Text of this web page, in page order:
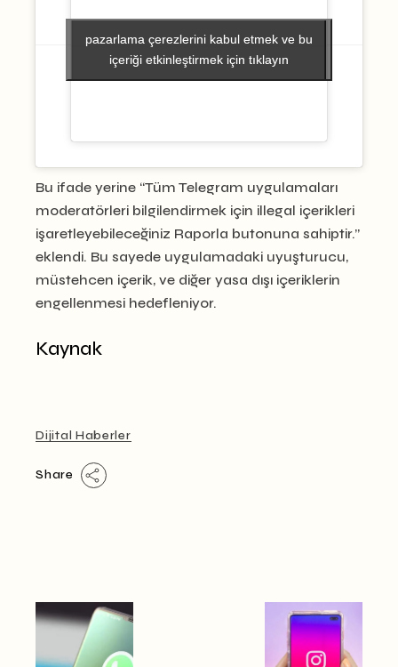
pazarlama çerezlerini kabul etmek ve bu
içeriği etkinleştirmek için tıklayın
pazarlama çerezlerini kabul etmek ve bu
içeriği etkinleştirmek için tıklayın
Bu ifade yerine “Tüm Telegram uygulamaları
moderatörleri bilgilendirmek için illegal içerikleri
işaretleyebileceğiniz Raporla butonuna sahiptir.”
eklendi. Bu sayede uygulamadaki uyuşturucu,
müstehcen içerik, ve diğer yasa dışı içeriklerin
engellenmesi hedefleniyor.
Kaynak
Dijital Haberler
Share